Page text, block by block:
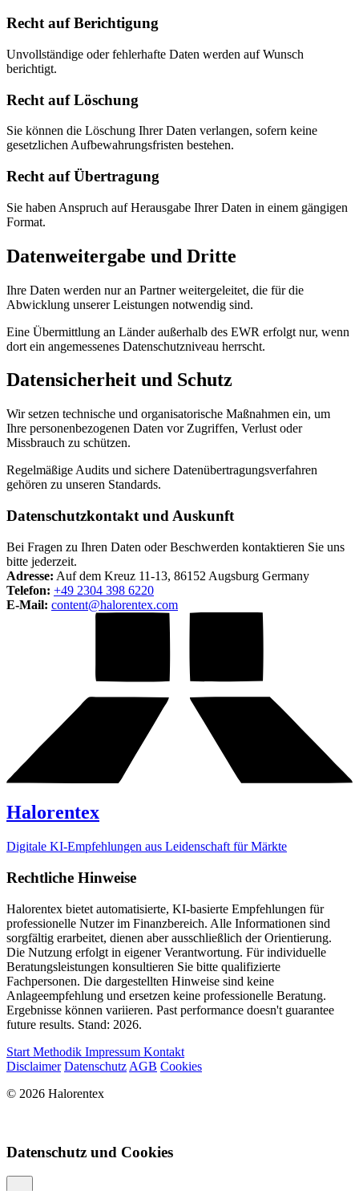
Recht auf Berichtigung
Unvollständige oder fehlerhafte Daten werden auf Wunsch
berichtigt.
Recht auf Löschung
Sie können die Löschung Ihrer Daten verlangen, sofern keine
gesetzlichen Aufbewahrungsfristen bestehen.
Recht auf Übertragung
Sie haben Anspruch auf Herausgabe Ihrer Daten in einem gängigen
Format.
Datenweitergabe und Dritte
Ihre Daten werden nur an Partner weitergeleitet, die für die
Abwicklung unserer Leistungen notwendig sind.
Eine Übermittlung an Länder außerhalb des EWR erfolgt nur, wenn
dort ein angemessenes Datenschutzniveau herrscht.
Datensicherheit und Schutz
Wir setzen technische und organisatorische Maßnahmen ein, um
Ihre personenbezogenen Daten vor Zugriffen, Verlust oder
Missbrauch zu schützen.
Regelmäßige Audits und sichere Datenübertragungsverfahren
gehören zu unseren Standards.
Datenschutzkontakt und Auskunft
Bei Fragen zu Ihren Daten oder Beschwerden kontaktieren Sie uns
bitte jederzeit.
Adresse: Auf dem Kreuz 11-13, 86152 Augsburg Germany
Telefon: +49 2304 398 6220
E-Mail: content@halorentex.com
Halorentex
Digitale KI-Empfehlungen aus Leidenschaft für Märkte
Rechtliche Hinweise
Halorentex bietet automatisierte, KI-basierte Empfehlungen für
professionelle Nutzer im Finanzbereich. Alle Informationen sind
sorgfältig erarbeitet, dienen aber ausschließlich der Orientierung.
Die Nutzung erfolgt in eigener Verantwortung. Für individuelle
Beratungsleistungen konsultieren Sie bitte qualifizierte
Fachpersonen. Die dargestellten Hinweise sind keine
Anlageempfehlung und ersetzen keine professionelle Beratung.
Ergebnisse können variieren. Past performance doesn't guarantee
future results. Stand: 2026.
Start Methodik Impressum Kontakt
Disclaimer Datenschutz AGB Cookies
© 2026 Halorentex
Datenschutz und Cookies